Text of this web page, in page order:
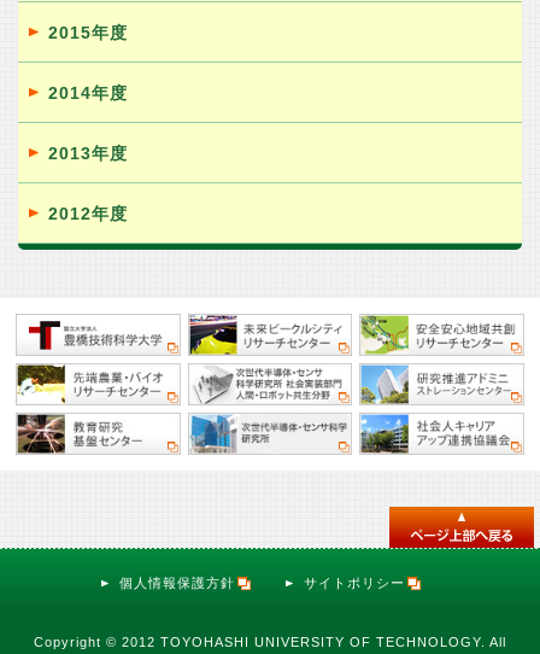
2015年度
2014年度
2013年度
2012年度
個人情報保護方針 サイトポリシー
Copyright © 2012 TOYOHASHI UNIVERSITY OF TECHNOLOGY. All